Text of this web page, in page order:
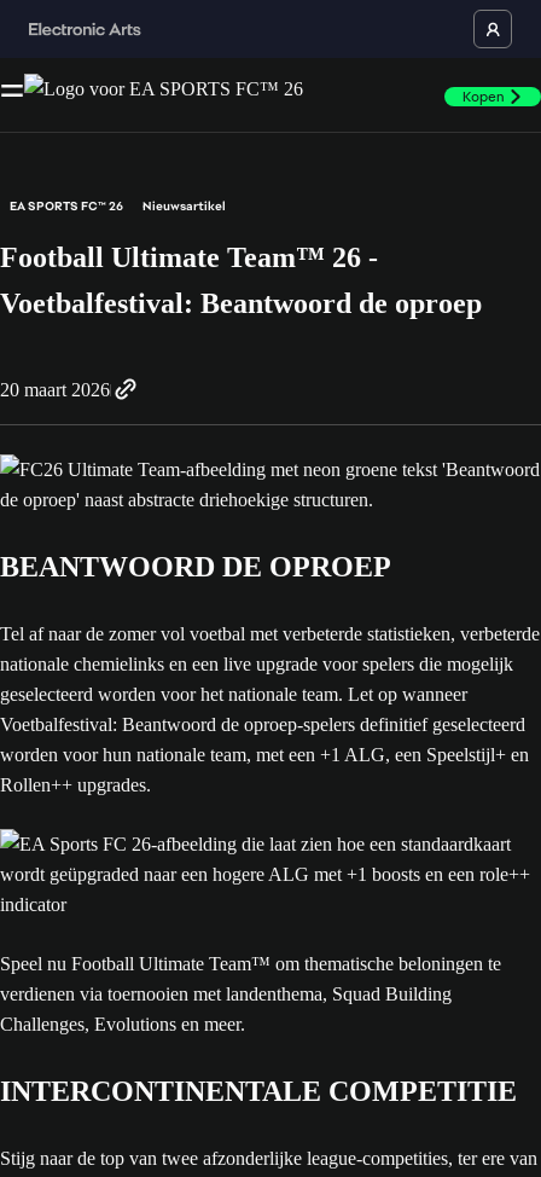
Kopen
EA SPORTS FC™ 26 Nieuwsartikel
Football Ultimate Team™ 26 -
Voetbalfestival: Beantwoord de oproep
20 maart 2026
BEANTWOORD DE OPROEP
Tel af naar de zomer vol voetbal met verbeterde statistieken, verbeterde
nationale chemielinks en een live upgrade voor spelers die mogelijk
geselecteerd worden voor het nationale team. Let op wanneer
Voetbalfestival: Beantwoord de oproep-spelers definitief geselecteerd
worden voor hun nationale team, met een +1 ALG, een Speelstijl+ en
Rollen++ upgrades.
Speel nu Football Ultimate Team™ om thematische beloningen te
verdienen via toernooien met landenthema, Squad Building
Challenges, Evolutions en meer.
INTERCONTINENTALE COMPETITIE
Stijg naar de top van twee afzonderlijke league-competities, ter ere van